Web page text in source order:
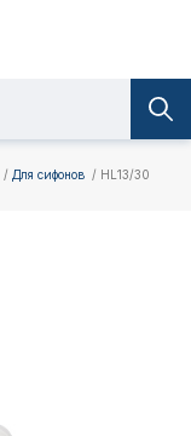
Для сифонов HL13/30